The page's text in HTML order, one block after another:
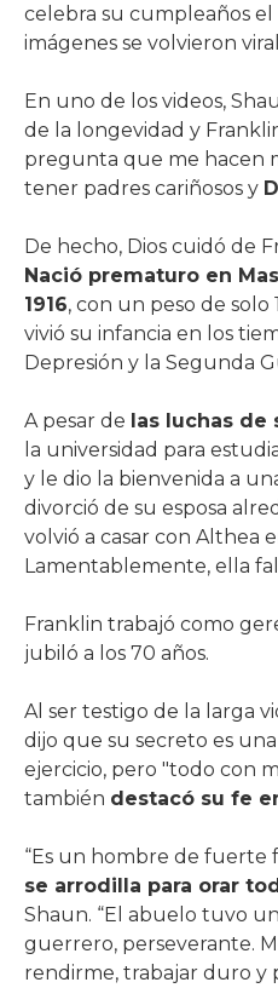
celebra su cumpleaños el
imágenes se volvieron
En uno de los videos,
de la longevidad y
pregunta que me hacen
tener padres cariñosos y
De hecho, Dios cuidó de
Nació prematuro en
1916, con un peso de solo
vivió su infancia en los
Depresión y la Segunda
A pesar de las luchas de
la universidad para
y le dio la bienvenida a
divorció de su esposa
volvió a casar con Althea
Lamentablemente, ella
Franklin trabajó como
jubiló a los 70 años.
Al ser testigo de la larga
dijo que su secreto es
ejercicio, pero "todo con
también destacó su fe
“Es un hombre de fuerte
se arrodilla para orar
Shaun. “El abuelo tuvo
guerrero, perseverante.
rendirme, trabajar duro y